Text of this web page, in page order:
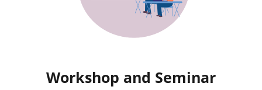
Workshop and Seminar